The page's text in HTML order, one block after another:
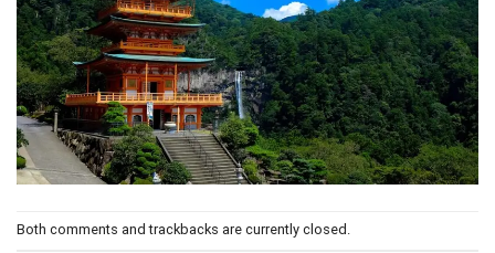
Both comments and trackbacks are currently closed.